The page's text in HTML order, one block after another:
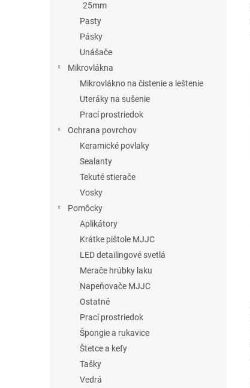
25mm
Pasty
Pásky
Unášače
Mikrovlákna
Mikrovlákno na čistenie a leštenie
Uteráky na sušenie
Prací prostriedok
Ochrana povrchov
Keramické povlaky
Sealanty
Tekuté stierače
Vosky
Pomôcky
Aplikátory
Krátke pištole MJJC
LED detailingové svetlá
Merače hrúbky laku
Napeňovače MJJC
Ostatné
Prací prostriedok
Špongie a rukavice
Štetce a kefy
Tašky
Vedrá